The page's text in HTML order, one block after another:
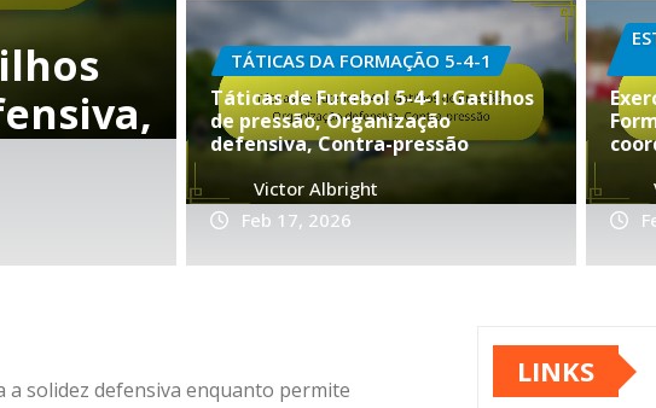
na
TÁTICAS DA FORMAÇÃO 5-4-1
5-4-1 Formação de
ataques, Retenção
Estratégias de
Victor Albright
TÁTICAS DA FORMAÇÃO 5-4-1
Táticas de Futebol 5-4-1: Gatilhos
de pressão, Organização
defensiva, Contra-pressão
Victor Albright
Feb 17, 2026
solidez defensiva enquanto permite
LINKS